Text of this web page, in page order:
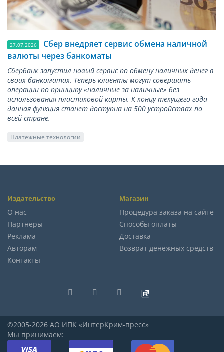
27.07.2026
Сбер внедряет сервис обмена наличной
валюты через банкоматы
Сбербанк запустил новый сервис по обмену наличных денег в
своих банкоматах. Теперь клиенты могут совершать
операции по принципу «наличные за наличные» без
использования пластиковой карты. К концу текущего года
данная функция станет доступна на 500 устройствах по
всей стране.
Платежные технологии
Издательство
О нас
Партнеры
Реклама
Авторам
Контакты
Магазин
Процедура заказа на сайте
Способы оплаты
Доставка
Возврат денежных средств
©2005-2026 АО ИПК «ИнтерКрим-пресс»
Мы принимаем: